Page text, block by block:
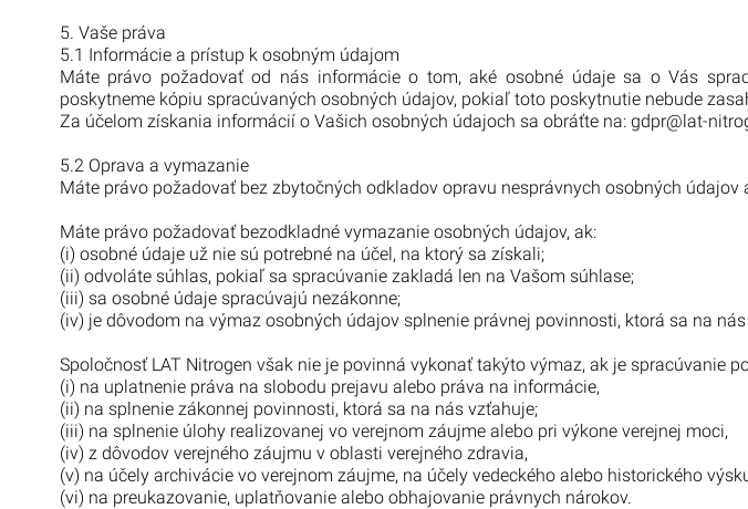
5. Vaše práva
5.1 Informácie a prístup k osobným údajom
Máte právo požadovať od nás informácie o tom, aké osobné údaje sa o Vás
poskytneme kópiu spracúvaných osobných údajov, pokiaľ toto poskytnutie nebude
Za účelom získania informácií o Vašich osobných údajoch sa obráťte na: gdpr@lat-
5.2 Oprava a vymazanie
Máte právo požadovať bez zbytočných odkladov opravu nesprávnych osobných
Máte právo požadovať bezodkladné vymazanie osobných údajov, ak:
(i) osobné údaje už nie sú potrebné na účel, na ktorý sa získali;
(ii) odvoláte súhlas, pokiaľ sa spracúvanie zakladá len na Vašom súhlase;
(iii) sa osobné údaje spracúvajú nezákonne;
(iv) je dôvodom na výmaz osobných údajov splnenie právnej povinnosti, ktorá sa na
Spoločnosť LAT Nitrogen však nie je povinná vykonať takýto výmaz, ak je spracúvanie
(i) na uplatnenie práva na slobodu prejavu alebo práva na informácie,
(ii) na splnenie zákonnej povinnosti, ktorá sa na nás vzťahuje;
(iii) na splnenie úlohy realizovanej vo verejnom záujme alebo pri výkone verejnej moci,
(iv) z dôvodov verejného záujmu v oblasti verejného zdravia,
(v) na účely archivácie vo verejnom záujme, na účely vedeckého alebo historického
(vi) na preukazovanie, uplatňovanie alebo obhajovanie právnych nárokov.